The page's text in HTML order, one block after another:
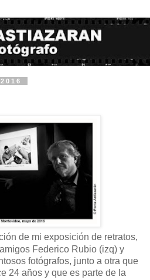
de mi exposición de retratos,
Federico Rubio (izq) y
fotógrafos, junto a otra que
24 años y que es parte de la